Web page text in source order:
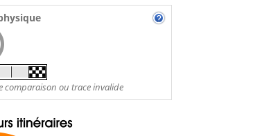
comparaison ou trace invalide